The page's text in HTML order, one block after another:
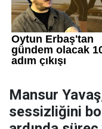
Mansur
sessizliğini